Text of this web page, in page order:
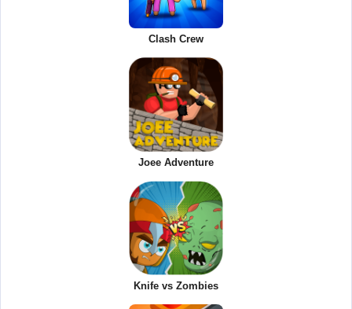
Clash Crew
Joee Adventure
Knife vs Zombies